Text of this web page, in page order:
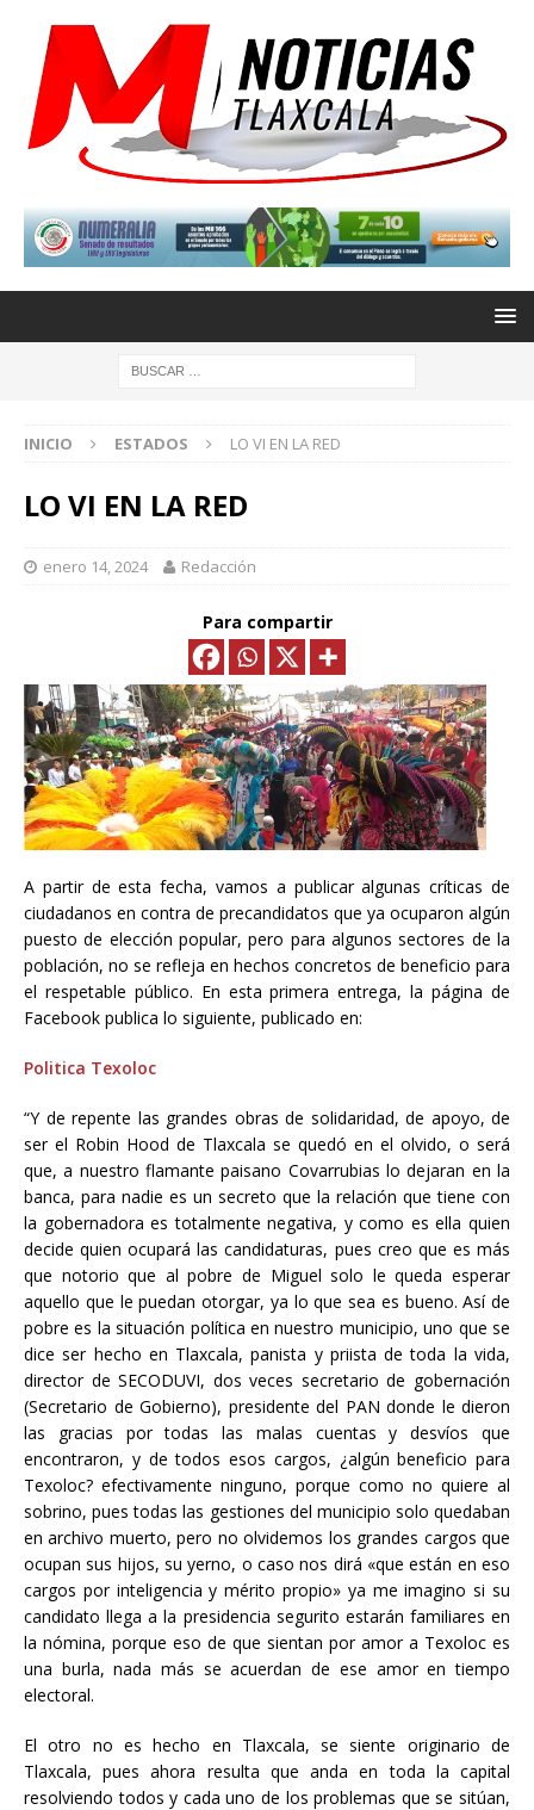
INICIO ESTADOS LO VI EN LA RED
LO VI EN LA RED
enero 14, 2024 Redacción
Para compartir
A partir de esta fecha, vamos a publicar algunas críticas de
ciudadanos en contra de precandidatos que ya ocuparon algún
puesto de elección popular, pero para algunos sectores de la
población, no se refleja en hechos concretos de beneficio para
el respetable público. En esta primera entrega, la página de
Facebook publica lo siguiente, publicado en:
Politica Texoloc
“Y de repente las grandes obras de solidaridad, de apoyo, de
ser el Robin Hood de Tlaxcala se quedó en el olvido, o será
que, a nuestro flamante paisano Covarrubias lo dejaran en la
banca, para nadie es un secreto que la relación que tiene con
la gobernadora es totalmente negativa, y como es ella quien
decide quien ocupará las candidaturas, pues creo que es más
que notorio que al pobre de Miguel solo le queda esperar
aquello que le puedan otorgar, ya lo que sea es bueno. Así de
pobre es la situación política en nuestro municipio, uno que se
dice ser hecho en Tlaxcala, panista y priista de toda la vida,
director de SECODUVI, dos veces secretario de gobernación
(Secretario de Gobierno), presidente del PAN donde le dieron
las gracias por todas las malas cuentas y desvíos que
encontraron, y de todos esos cargos, ¿algún beneficio para
Texoloc? efectivamente ninguno, porque como no quiere al
sobrino, pues todas las gestiones del municipio solo quedaban
en archivo muerto, pero no olvidemos los grandes cargos que
ocupan sus hijos, su yerno, o caso nos dirá «que están en eso
cargos por inteligencia y mérito propio» ya me imagino si su
candidato llega a la presidencia segurito estarán familiares en
la nómina, porque eso de que sientan por amor a Texoloc es
una burla, nada más se acuerdan de ese amor en tiempo
electoral.
El otro no es hecho en Tlaxcala, se siente originario de
Tlaxcala, pues ahora resulta que anda en toda la capital
resolviendo todos y cada uno de los problemas que se sitúan,